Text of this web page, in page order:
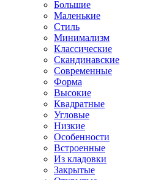
Большие
Маленькие
Стиль
Минимализм
Классические
Скандинавские
Современные
Форма
Высокие
Квадратные
Угловые
Низкие
Особенности
Встроенные
Из кладовки
Закрытые